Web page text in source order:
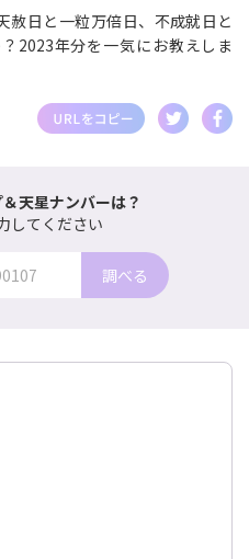
赦日と一粒万倍日、不成就日と
2023年分を一気にお教えしま
天星ナンバーは？
してください
調べる